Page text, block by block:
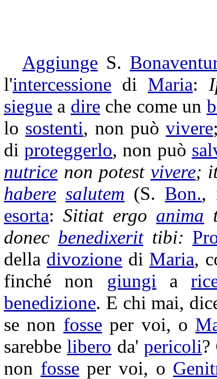
Aggiunge S.
l'intercessione di Maria:
siegue a dire che come un
lo sostenti, non puòvivere
diproteggerlo, non può
nutrice non potest vivere;
habere salutem (S. Bon.,
esorta:Sitiatergo anima
donec benedixerittibi:
della divozione di Maria,
finché non giungi a
benedizione. E chi mai,
se non fosse per voi, o
sarebbelibero da' pericoli
non fosse per voi, o